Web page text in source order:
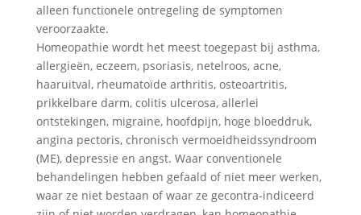
alleen functionele ontregeling de symptomen
veroorzaakte.
Homeopathie wordt het meest toegepast bij asthma,
allergieën, eczeem, psoriasis, netelroos, acne,
haaruitval, rheumatoïde arthritis, osteoartritis,
prikkelbare darm, colitis ulcerosa, allerlei
ontstekingen, migraine, hoofdpijn, hoge bloeddruk,
angina pectoris, chronisch vermoeidheidssyndroom
(ME), depressie en angst. Waar conventionele
behandelingen hebben gefaald of niet meer werken,
waar ze niet bestaan of waar ze gecontra-indiceerd